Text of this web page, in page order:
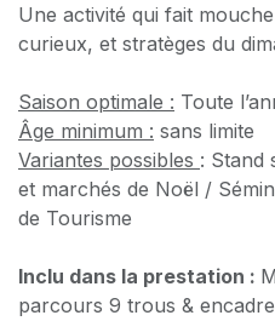
Une activité qui fait
curieux, et stratèges du
Saison optimale : Toute
Âge minimum : sans limite
Variantes possibles : Stand
et marchés de Noël /
de Tourisme
Inclu dans la prestation :
parcours 9 trous &